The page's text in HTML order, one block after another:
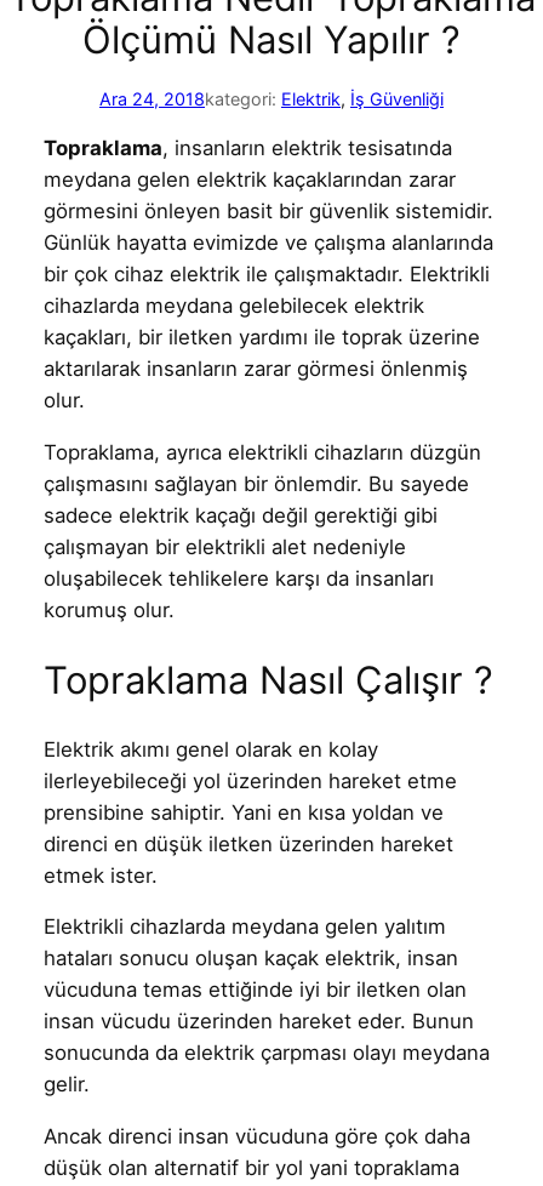
Ölçümü Nasıl Yapılır ?
Ara 24, 2018kategori: Elektrik, İş Güvenliği
Topraklama, insanların elektrik tesisatında
meydana gelen elektrik kaçaklarından zarar
görmesini önleyen basit bir güvenlik sistemidir.
Günlük hayatta evimizde ve çalışma alanlarında
bir çok cihaz elektrik ile çalışmaktadır. Elektrikli
cihazlarda meydana gelebilecek elektrik
kaçakları, bir iletken yardımı ile toprak üzerine
aktarılarak insanların zarar görmesi önlenmiş
olur.
Topraklama, ayrıca elektrikli cihazların düzgün
çalışmasını sağlayan bir önlemdir. Bu sayede
sadece elektrik kaçağı değil gerektiği gibi
çalışmayan bir elektrikli alet nedeniyle
oluşabilecek tehlikelere karşı da insanları
korumuş olur.
Topraklama Nasıl Çalışır ?
Elektrik akımı genel olarak en kolay
ilerleyebileceği yol üzerinden hareket etme
prensibine sahiptir. Yani en kısa yoldan ve
direnci en düşük iletken üzerinden hareket
etmek ister.
Elektrikli cihazlarda meydana gelen yalıtım
hataları sonucu oluşan kaçak elektrik, insan
vücuduna temas ettiğinde iyi bir iletken olan
insan vücudu üzerinden hareket eder. Bunun
sonucunda da elektrik çarpması olayı meydana
gelir.
Ancak direnci insan vücuduna göre çok daha
düşük olan alternatif bir yol yani topraklama